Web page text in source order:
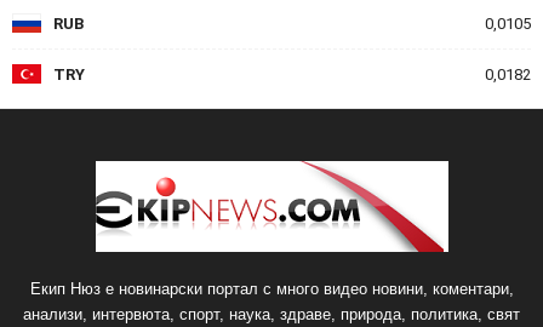
RUB 0,0105
TRY 0,0182
Екип Нюз е новинарски портал с много видео новини, коментари,
анализи, интервюта, спорт, наука, здраве, природа, политика, свят